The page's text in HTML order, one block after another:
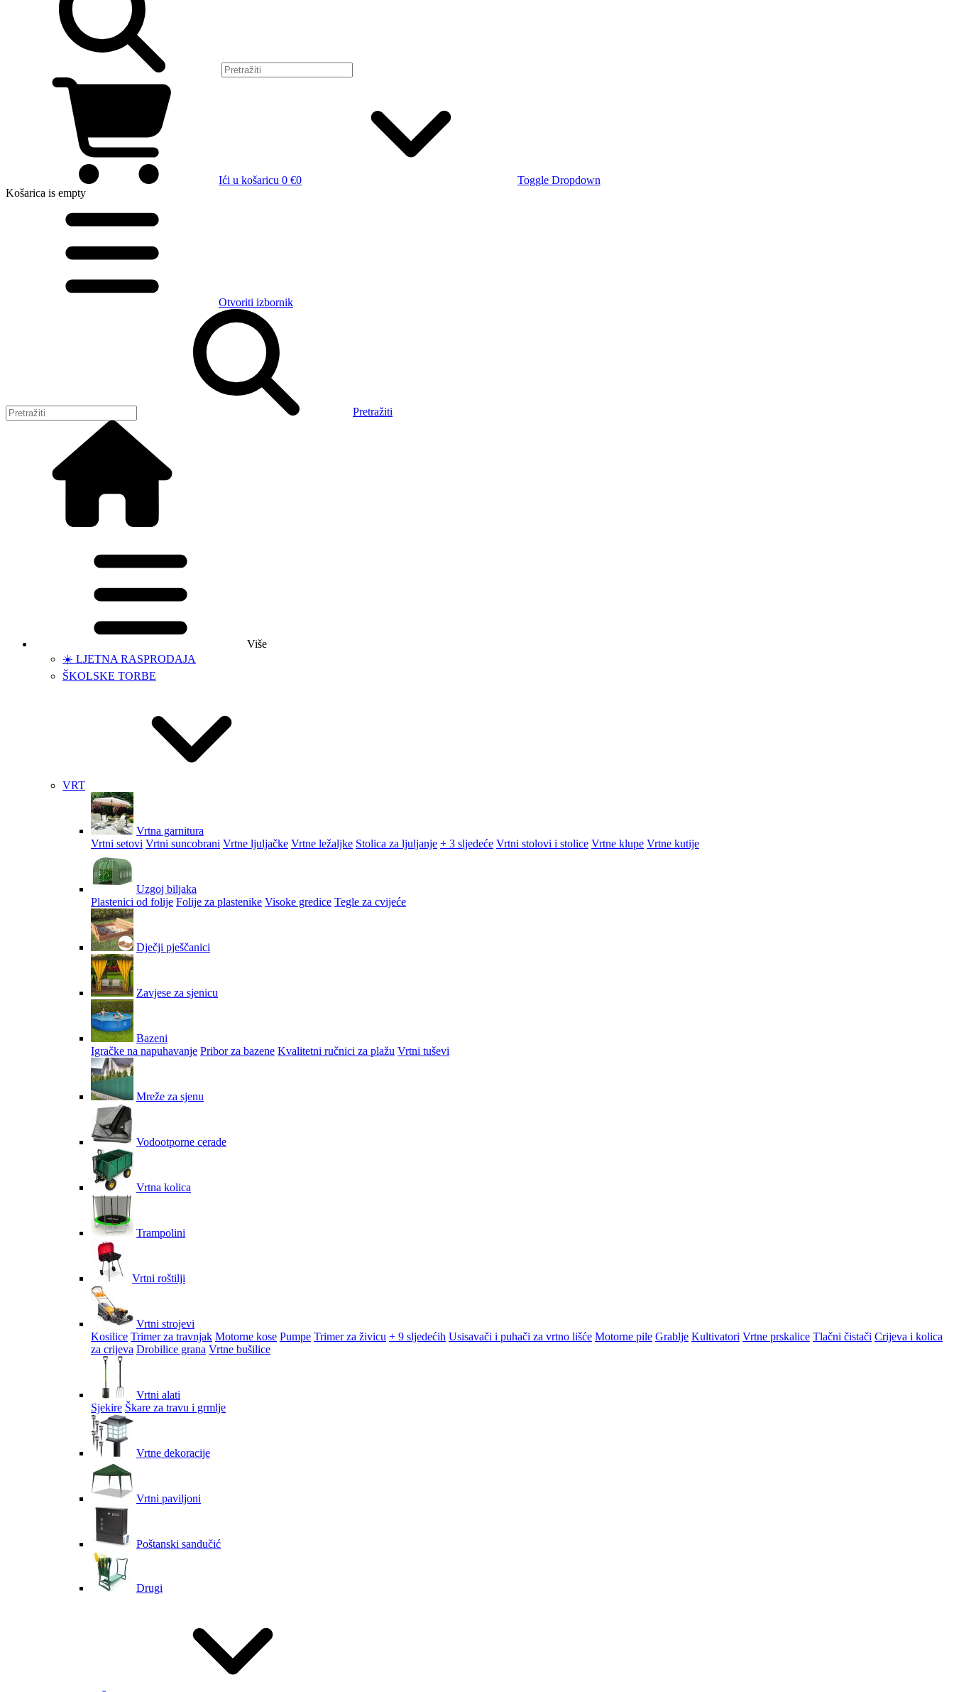
Ići u košaricu 0 €0
Toggle Dropdown
Košarica is empty
Otvoriti izbornik
Pretražiti
Više
☀️ LJETNA RASPRODAJA
ŠKOLSKE TORBE
VRT
Vrtna garnitura
Vrtni setovi Vrtni suncobrani Vrtne ljuljačke Vrtne ležaljke Stolica za ljuljanje + 3 sljedeće Vrtni stolovi i stolice Vrtne klupe Vrtne kutije
Uzgoj biljaka
Plastenici od folije Folije za plastenike Visoke gredice Tegle za cvijeće
Dječji pješčanici
Zavjese za sjenicu
Bazeni
Igračke na napuhavanje Pribor za bazene Kvalitetni ručnici za plažu Vrtni tuševi
Mreže za sjenu
Vodootporne cerade
Vrtna kolica
Trampolini
Vrtni roštilji
Vrtni strojevi
Kosilice Trimer za travnjak Motorne kose Pumpe Trimer za živicu + 9 sljedećih Usisavači i puhači za vrtno lišće Motorne pile Grablje Kultivatori Vrtne prskalice Tlačni čistači Crijeva i kolica
za crijeva Drobilice grana Vrtne bušilice
Vrtni alati
Sjekire Škare za travu i grmlje
Vrtne dekoracije
Vrtni paviljoni
Poštanski sandučić
Drugi